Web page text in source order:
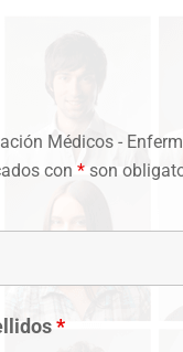
Médicos -
con * son
*